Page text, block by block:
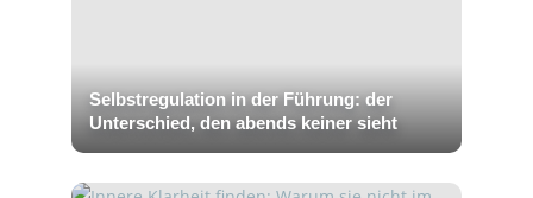
Selbstregulation in der Führung: der
Unterschied, den abends keiner sieht